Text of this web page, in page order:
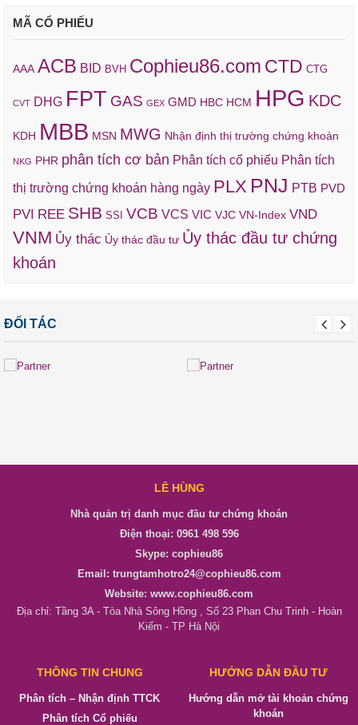
MÃ CỔ PHIẾU
AAA ACB BID BVH Cophieu86.com CTD CTG
CVT DHG FPT GAS GEX GMD HBC HCM HPG KDC
KDH MBB MSN MWG Nhận định thị trường chứng khoán
NKG PHR phân tích cơ bản Phân tích cổ phiếu Phân tích
thị trường chứng khoán hàng ngày PLX PNJ PTB PVD
PVI REE SHB SSI VCB VCS VIC VJC VN-Index VND
VNM Ủy thác Ủy thác đầu tư Ủy thác đầu tư chứng
khoán
ĐỐI TÁC
LÊ HÙNG
Nhà quản trị danh mục đầu tư chứng khoán
Điện thoại: 0961 498 596
Skype: cophieu86
Email: trungtamhotro24@cophieu86.com
Website: www.cophieu86.com
Địa chỉ: Tầng 3A - Tòa Nhà Sông Hồng , Số 23 Phan Chu Trinh - Hoàn
Kiếm - TP Hà Nội
THÔNG TIN CHUNG
Phân tích – Nhận định TTCK
Phân tích Cổ phiếu
HƯỚNG DẪN ĐẦU TƯ
Hướng dẫn mở tài khoản chứng
khoán